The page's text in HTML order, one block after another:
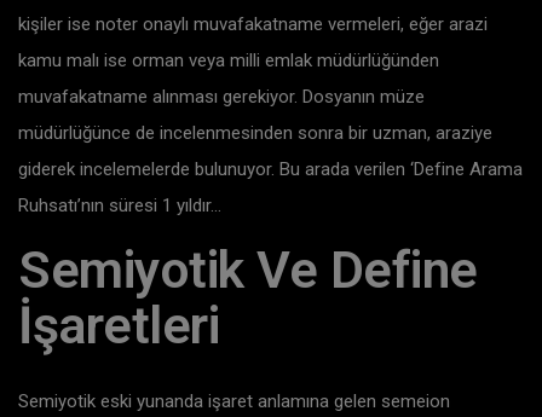
kişiler ise noter onaylı muvafakatname vermeleri, eğer arazi
kamu malı ise orman veya milli emlak müdürlüğünden
muvafakatname alınması gerekiyor. Dosyanın müze
müdürlüğünce de incelenmesinden sonra bir uzman, araziye
giderek incelemelerde bulunuyor. Bu arada verilen ‘Define Arama
Ruhsatı’nın süresi 1 yıldır…
Semiyotik Ve Define
İşaretleri
Semiyotik eski yunanda işaret anlamına gelen semeion